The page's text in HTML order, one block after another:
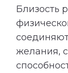
Близость
желания,